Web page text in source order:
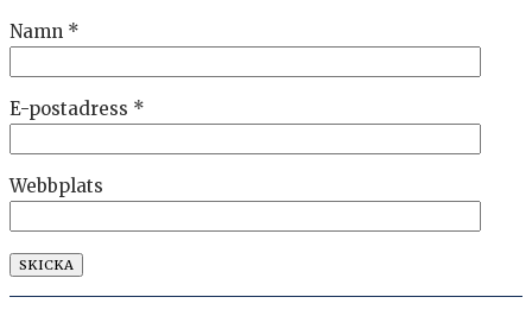
Namn *
E-postadress *
Webbplats